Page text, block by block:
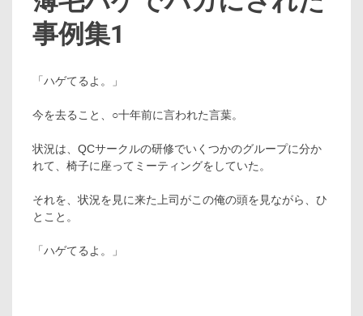
事例集1
「ハゲてるよ。」
今を去ること、○十年前に言われた言葉。
状況は、QCサークルの研修でいくつかのグループに分か
れて、椅子に座ってミーティングをしていた。
それを、状況を見に来た上司がこの俺の頭を見ながら、ひ
とこと。
「ハゲてるよ。」